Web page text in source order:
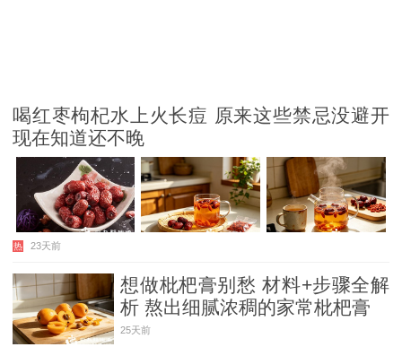
喝红枣枸杞水上火长痘 原来这些禁忌没避开
现在知道还不晚
热 23天前
想做枇杷膏别愁 材料+步骤全解
析 熬出细腻浓稠的家常枇杷膏
25天前